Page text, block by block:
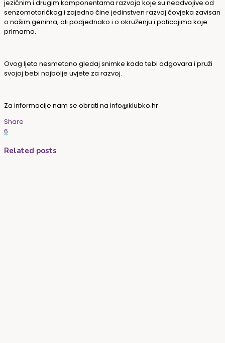
jezičnim i drugim komponentama razvoja koje su neodvojive od
senzomotoričkog i zajedno čine jedinstven razvoj čovjeka zavisan
o našim genima, ali podjednako i o okruženju i poticajima koje
primamo.
Ovog ljeta nesmetano gledaj snimke kada tebi odgovara i pruži
svojoj bebi najbolje uvjete za razvoj.
Za informacije nam se obrati na info@klubko.hr
Share
6
Related posts